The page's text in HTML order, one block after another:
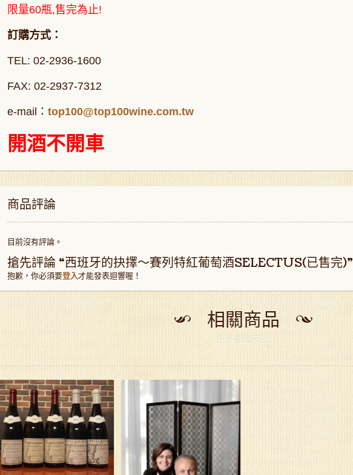
限量60瓶,售完為止!
訂購方式：
TEL: 02-2936-1600
FAX: 02-2937-7312
e-mail： top100@top100wine.com.tw
開酒不開車
商品評論
目前沒有評論。
搶先評論 “西班牙的抉擇～賽列特紅葡萄酒SELECTUS(已售完)”
抱歉，你必須要登入才能發表迴響喔！
相關商品
更多相關商品